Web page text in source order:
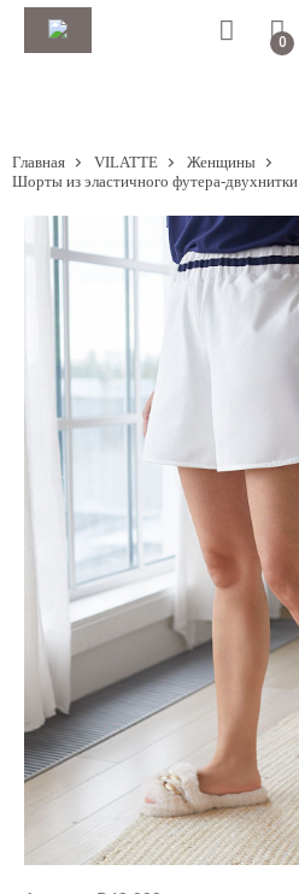
0
Главная VILATTE
Женщины
Шорты из эластичного футера-двухнитки